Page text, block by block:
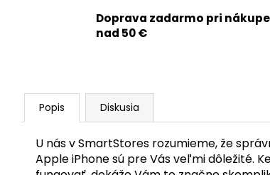
Doprava zadarmo pri nákupe
nad 50 €
Popis Diskusia
U nás v SmartStores rozumieme, že
Apple iPhone sú pre Vás veľmi dôležité.